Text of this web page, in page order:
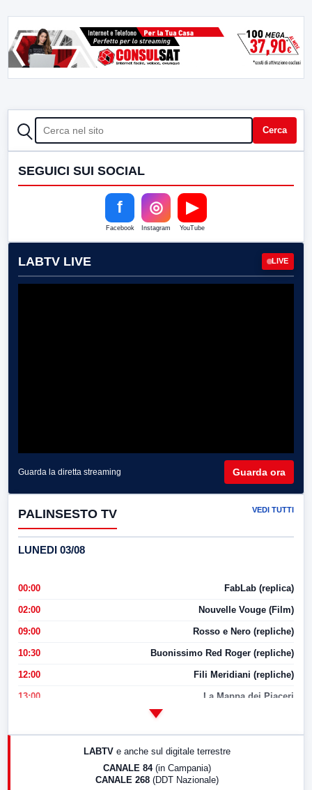
CERCA Cerca
SEGUICI SUI SOCIAL
f
Facebook
◎
Instagram
▶
YouTube
LABTV LIVE LIVE
Guarda la diretta streaming Guarda ora
PALINSESTO TV VEDI TUTTI
LUNEDI 03/08
00:00 FabLab (replica)
02:00 Nouvelle Vouge (Film)
09:00 Rosso e Nero (repliche)
10:30 Buonissimo Red Roger (repliche)
12:00 Fili Meridiani (repliche)
13:00 La Mappa dei Piaceri
17:00 LabNews (replica)
LABTV e anche sul digitale terrestre
CANALE 84 (in Campania)
CANALE 268 (DDT Nazionale)